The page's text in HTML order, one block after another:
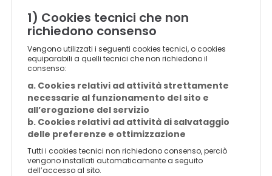
IT
DE
ES
PT
1) Cookies tecnici che non
richiedono consenso
Vengono utilizzati i seguenti cookies tecnici, o cookies
equiparabili a quelli tecnici che non richiedono il
consenso:
a. Cookies relativi ad attività strettamente
necessarie al funzionamento del sito e
all’erogazione del servizio
b. Cookies relativi ad attività di salvataggio
delle preferenze e ottimizzazione
Tutti i cookies tecnici non richiedono consenso, perciò
vengono installati automaticamente a seguito
dell’accesso al sito.